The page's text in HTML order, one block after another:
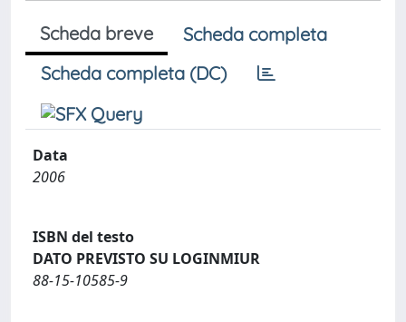
Scheda breve
Scheda completa
Scheda completa (DC)
Data
2006
ISBN del testo
DATO PREVISTO SU LOGINMIUR
88-15-10585-9